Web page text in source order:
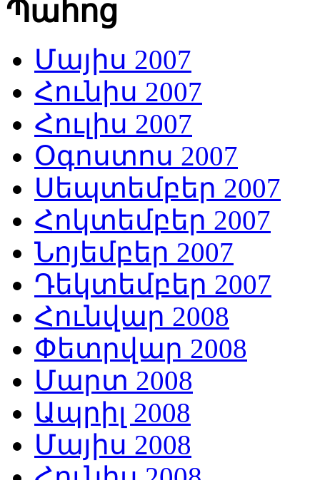
Պահոց
Մայիս 2007
Հունիս 2007
Հուլիս 2007
Օգոստոս 2007
Սեպտեմբեր 2007
Հոկտեմբեր 2007
Նոյեմբեր 2007
Դեկտեմբեր 2007
Հունվար 2008
Փետրվար 2008
Մարտ 2008
Ապրիլ 2008
Մայիս 2008